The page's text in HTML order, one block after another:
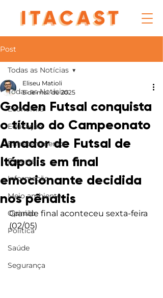
Post
Todas as Notícias
Economia
Educação
Entretenimento
Esporte
Informação
Meio ambiente
Opinião
Política
Saúde
Segurança
Todas as Notícias
Golden Futsal conquista
o título do Campeonato
Amador de Futsal de
Itápolis em final
emocionante decidida
nos pênaltis
Eliseu Matioli
5 de mai. de 2025
Grande final aconteceu sexta-feira
(02/05)